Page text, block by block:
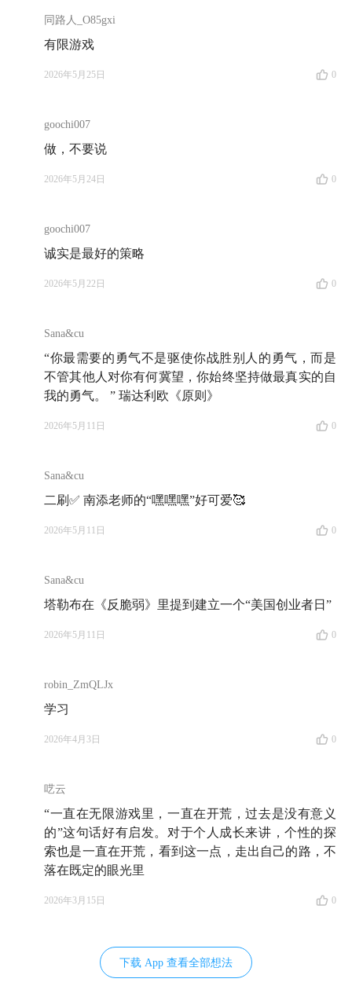
制作 / 有知有行 编辑部
剪辑 / 柯霖
03:00南添为什么总会跟别人纠正自己的身份是「商业
分析师」？
09:47为什么要每个月办一次 9 小时的商业思维课？
17:11
35:21被南添写进了企业文化里的「规模效应」到底是
什么？
42:37用「规模效应」解释为何从长期来看股权回报率
大概就在 8% 到 9% 左右
从最初炒股没赚钱的经验开始，南添讲述他对
「投资」理解的三个阶段
同路人_O85gxi
有限游戏
2026年5月25日 0
goochi007
做，不要说
2026年5月24日 0
goochi007
诚实是最好的策略
2026年5月22日 0
Sana&cu
“你最需要的勇气不是驱使你战胜别人的勇气，而是
不管其他人对你有何冀望，你始终坚持做最真实的自
我的勇气。 ” 瑞达利欧《原则》
2026年5月11日 0
Sana&cu
二刷✅ 南添老师的“嘿嘿嘿”好可爱🥰
2026年5月11日 0
Sana&cu
塔勒布在《反脆弱》里提到建立一个“美国创业者日”
2026年5月11日 0
robin_ZmQLJx
学习
2026年4月3日 0
呓云
“一直在无限游戏里，一直在开荒，过去是没有意义
的”这句话好有启发。对于个人成长来讲，个性的探
索也是一直在开荒，看到这一点，走出自己的路，不
落在既定的眼光里
2026年3月15日 0
下载 App 查看全部想法